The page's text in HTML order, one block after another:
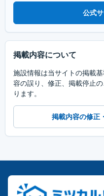
公式
掲載内容について
施設情報は当サイトの掲載
容の誤り、修正、掲載停止
ります。
掲載内容の修正